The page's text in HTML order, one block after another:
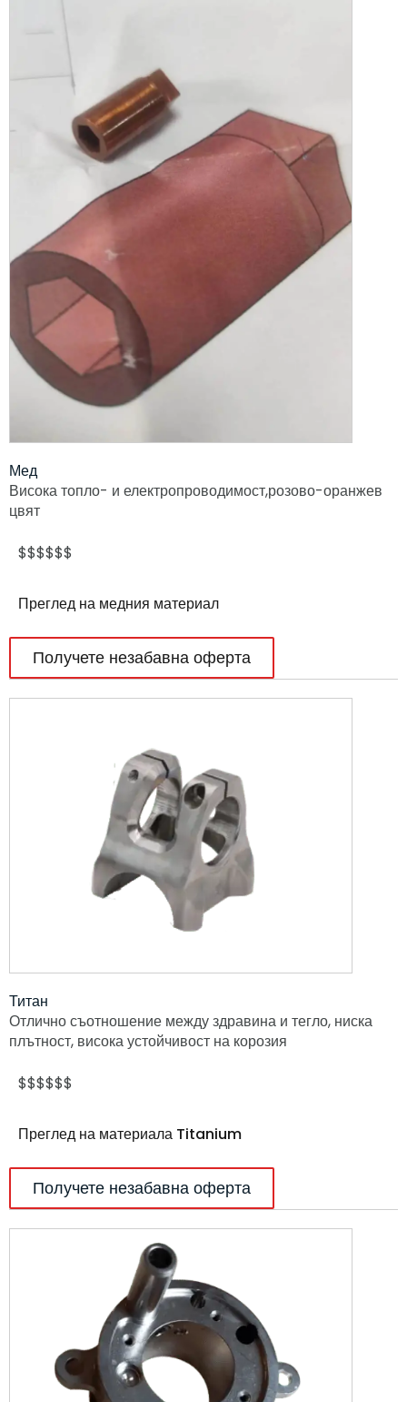
Мед
Висока топло- и електропроводимост,розово-оранжев
цвят
$$$$$$
Преглед на медния материал
Получете незабавна оферта
Титан
Отлично съотношение между здравина и тегло, ниска
плътност, висока устойчивост на корозия
$$$$$$
Преглед на материала Titanium
Получете незабавна оферта